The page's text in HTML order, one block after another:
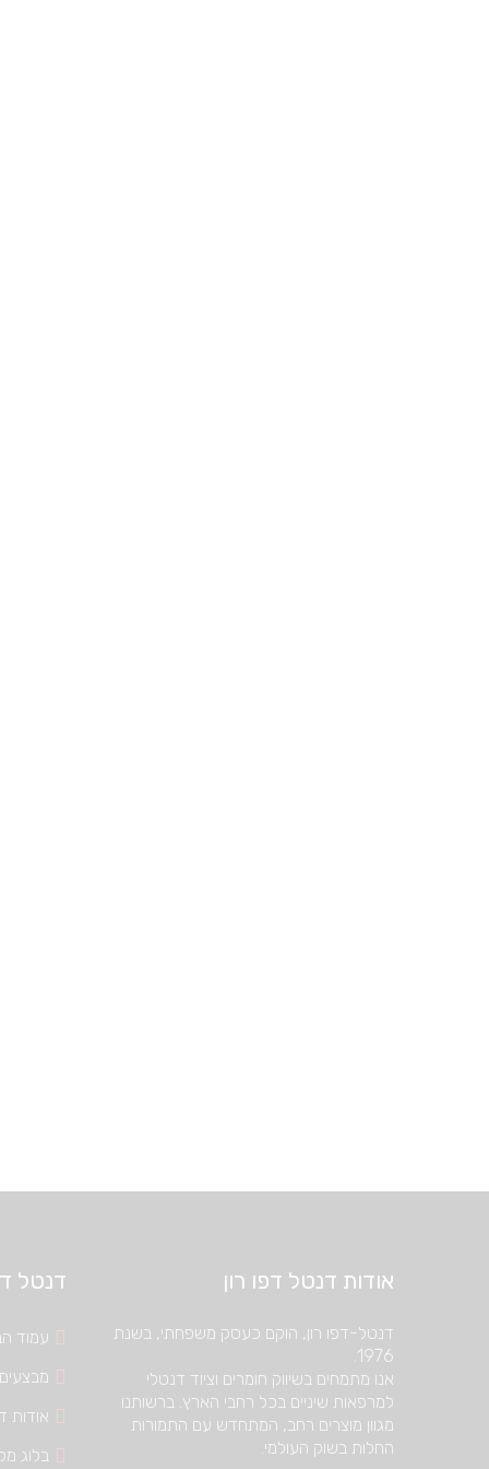
דנטל
עמוד
מבצעים
אודות
בלוג
אודות דנטל דפו רון
דנטל-דפו רון, הוקם כעסק משפחתי, בשנת
1976.
אנו מתמחים בשיווק חומרים וציוד דנטלי
למרפאות שיניים בכל רחבי הארץ. ברשותנו
מגוון מוצרים רחב, המתחדש עם התמורות
החלות בשוק העולמי.